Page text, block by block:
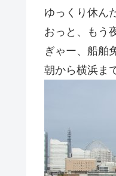
ゆっくり休ん
おっと、もう
ぎゃー、船舶
朝から横浜ま